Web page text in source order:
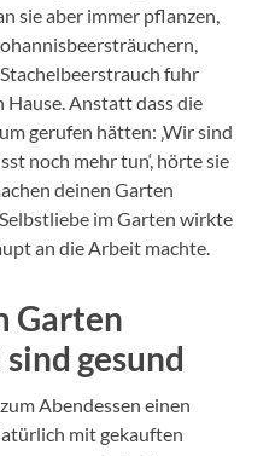
sie aber immer pflanzen,
fuhr
Anstatt dass die
gerufen hätten: ‚Wir sind
noch mehr tun‘, hörte sie
deinen Garten
im Garten wirkte
an die Arbeit machte.
Garten
gesund
Abendessen einen
mit gekauften